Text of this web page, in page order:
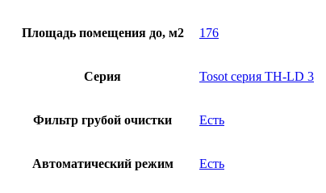
Площадь помещения до, м2 176
Серия Tosot серия TH-LD 3
Фильтр грубой очистки Есть
Автоматический режим Есть